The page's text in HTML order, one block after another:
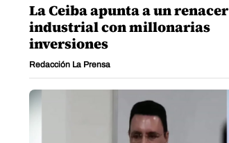
La Ceiba apunta a un renacer
industrial con millonarias
inversiones
Redacción La Prensa